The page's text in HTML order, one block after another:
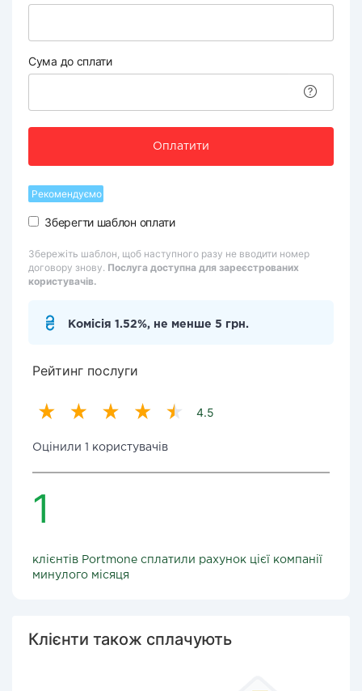
Сума до сплати
Оплатити
Рекомендуємо
Зберегти шаблон оплати
Збережіть шаблон, щоб наступного разу не вводити номер
договору знову. Послуга доступна для зареєстрованих
користувачів.
Комісія 1.52%, не менше 5 грн.
Рейтинг послуги
4.5
Оцінили 1 користувачів
1
клієнтів Portmone сплатили рахунок цієї компанії
минулого місяця
Клієнти також сплачують